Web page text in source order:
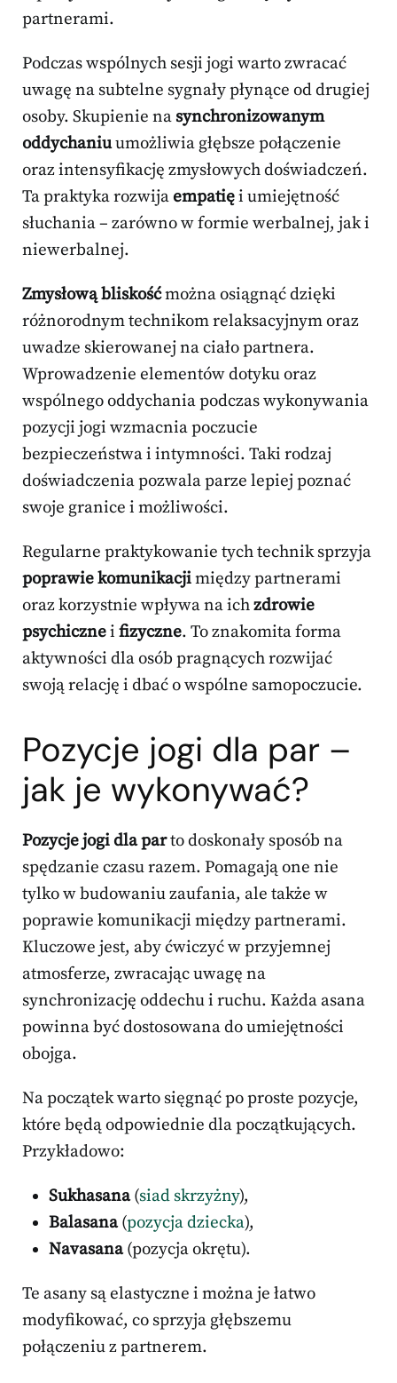
partnerami.
Podczas wspólnych sesji jogi warto zwracać
uwagę na subtelne sygnały płynące od drugiej
osoby. Skupienie na synchronizowanym
oddychaniuumożliwia głębsze połączenie
oraz intensyfikację zmysłowych doświadczeń.
Ta praktyka rozwijaempatięi umiejętność
słuchania – zarówno w formie werbalnej, jak i
niewerbalnej.
Zmysłową bliskośćmożna osiągnąć dzięki
różnorodnym technikom relaksacyjnym oraz
uwadze skierowanej na ciało partnera.
Wprowadzenie elementów dotyku oraz
wspólnego oddychania podczas wykonywania
pozycji jogi wzmacnia poczucie
bezpieczeństwa i intymności. Taki rodzaj
doświadczenia pozwala parze lepiej poznać
swoje granice i możliwości.
Regularne praktykowanie tych technik sprzyja
poprawie komunikacjimiędzy partnerami
oraz korzystnie wpływa na ichzdrowie
psychicznei fizyczne. To znakomita forma
aktywności dla osób pragnących rozwijać
swoją relację i dbać o wspólne samopoczucie.
Pozycje jogi dla par –
jak je wykonywać?
Pozycje jogi dla parto doskonały sposób na
spędzanie czasu razem. Pomagają one nie
tylko w budowaniu zaufania, ale także w
poprawie komunikacji między partnerami.
Kluczowe jest, aby ćwiczyć w przyjemnej
atmosferze, zwracając uwagę na
synchronizację oddechu i ruchu. Każda asana
powinna być dostosowana do umiejętności
obojga.
Na początek warto sięgnąć po proste pozycje,
które będą odpowiednie dla początkujących.
Przykładowo:
Sukhasana(siad skrzyżny),
Balasana(pozycja dziecka),
Navasana(pozycja okrętu).
Te asany są elastyczne i można je łatwo
modyfikować, co sprzyja głębszemu
połączeniu z partnerem.